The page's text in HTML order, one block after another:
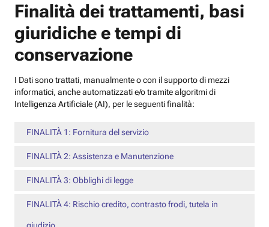
Finalità dei trattamenti, basi
giuridiche e tempi di
conservazione
I Dati sono trattati, manualmente o con il supporto di mezzi
informatici, anche automatizzati e/o tramite algoritmi di
Intelligenza Artificiale (AI), per le seguenti finalità:
FINALITÀ 1: Fornitura del servizio
FINALITÀ 2: Assistenza e Manutenzione
FINALITÀ 3: Obblighi di legge
FINALITÀ 4: Rischio credito, contrasto frodi, tutela in